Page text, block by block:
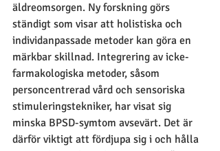
äldreomsorgen. Ny forskning görs
ständigt som visar att holistiska och
individanpassade metoder kan göra en
märkbar skillnad. Integrering av icke-
farmakologiska metoder, såsom
personcentrerad vård och sensoriska
stimuleringstekniker, har visat sig
minska BPSD-symtom avsevärt. Det är
därför viktigt att fördjupa sig i och hålla